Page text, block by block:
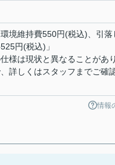
環境維持費550円(税込)、引落
円(税込)」
様は現状と異なることがあ
詳しくはスタッフまでご確
情報